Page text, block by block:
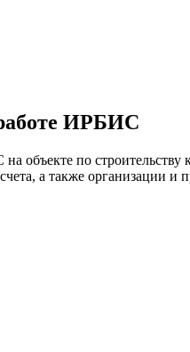
ИРБИС
по строительству
а также организации и